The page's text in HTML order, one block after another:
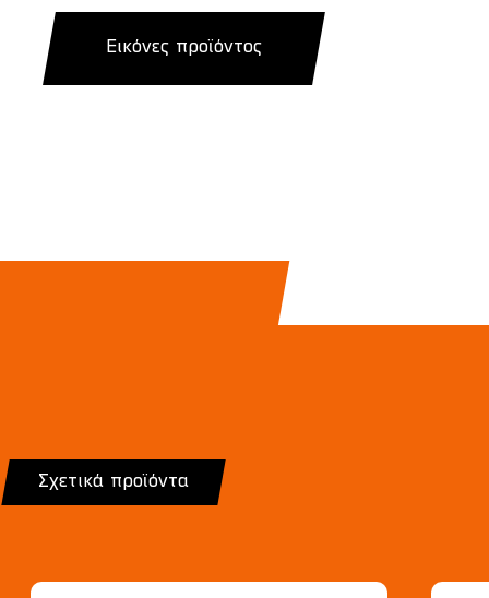
Εικόνες προϊόντος
Σχετικά προϊόντα